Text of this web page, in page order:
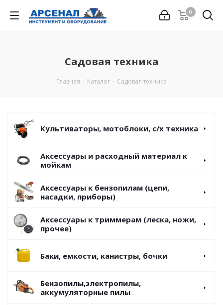
0
Садовая техника
Главная - Каталог - Садовая техника
Культиваторы, мотоблоки, с/х техника
Аксессуары и расходный материал к
мойкам
Аксессуары к бензопилам (цепи,
насадки, приборы)
Аксессуары к триммерам (леска, ножи,
прочее)
Баки, емкости, канистры, бочки
Бензопилы,электропилы,
аккумуляторные пилы